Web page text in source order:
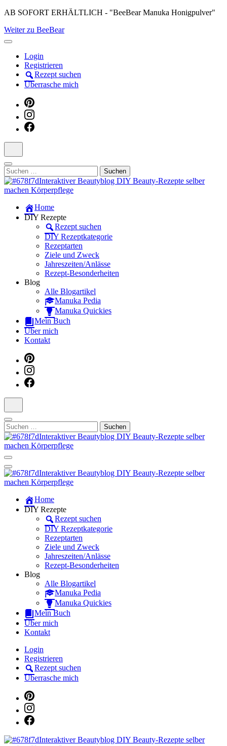
Skip
content
(Press
AB SOFORT ERHÄLTLICH - "BeeBear Manuka Honigpulver"
Weiter zu BeeBear
Login
Registrieren
Rezept suchen
Überrasche mich
Suchen
nach:
Manuka Magic – Natürlich schön:
Dein interaktiver DIY Beautyblog
Dein persönlicher interaktiver DIY Beautyblog
Home
DIY Rezepte
Rezept suchen
DIY Rezeptkategorie
Rezeptarten
Ziele und Zweck
Jahreszeiten/Anlässe
Rezept-Besonderheiten
Blog
Alle Blogartikel
Manuka Pedia
Manuka Quickies
Mein Buch
Über mich
Kontakt
Suchen
nach:
Manuka Magic – Natürlich schön:
Dein interaktiver DIY Beautyblog
Manuka Magic – Natürlich schön:
Dein interaktiver DIY Beautyblog
Dein persönlicher interaktiver DIY Beautyblog
Home
DIY Rezepte
Rezept suchen
DIY Rezeptkategorie
Rezeptarten
Ziele und Zweck
Jahreszeiten/Anlässe
Rezept-Besonderheiten
Blog
Alle Blogartikel
Manuka Pedia
Manuka Quickies
Mein Buch
Über mich
Kontakt
Login
Registrieren
Rezept suchen
Überrasche mich